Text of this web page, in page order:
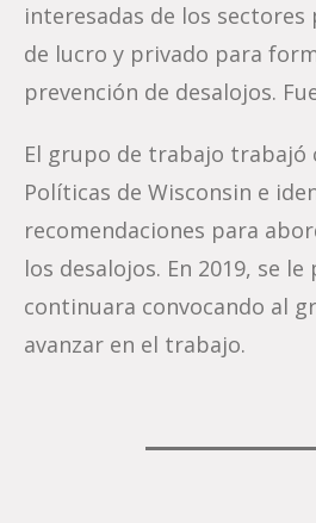
interesadas de los
de lucro y privado para
prevención de desalojos.
El grupo de trabajo trabajó
Políticas de Wisconsin e
recomendaciones para
los desalojos. En 2019, se le
continuara convocando al
avanzar en el trabajo.